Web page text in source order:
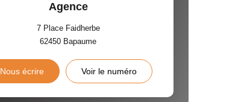
Agence
7 Place Faidherbe
62450 Bapaume
Nous écrire Voir le numéro